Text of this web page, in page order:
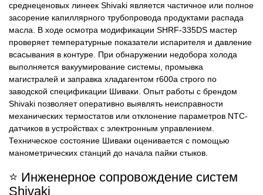
среднеценовых линеек Shivaki является частичное или полное
засорение капиллярного трубопровода продуктами распада
масла. В ходе осмотра модификации SHRF-335DS мастер
проверяет температурные показатели испарителя и давление
всасывания в контуре. При обнаружении недобора холода
выполняется вакуумирование системы, промывка
магистралей и заправка хладагентом r600a строго по
заводской спецификации Шиваки. Опыт работы с брендом
Shivaki позволяет оперативно выявлять неисправности
механических термостатов или отклонение параметров NTC-
датчиков в устройствах с электронным управлением.
Техническое состояние Шиваки оценивается с помощью
манометрических станций до начала пайки стыков.
⭐ Инженерное сопровождение систем
Shivaki